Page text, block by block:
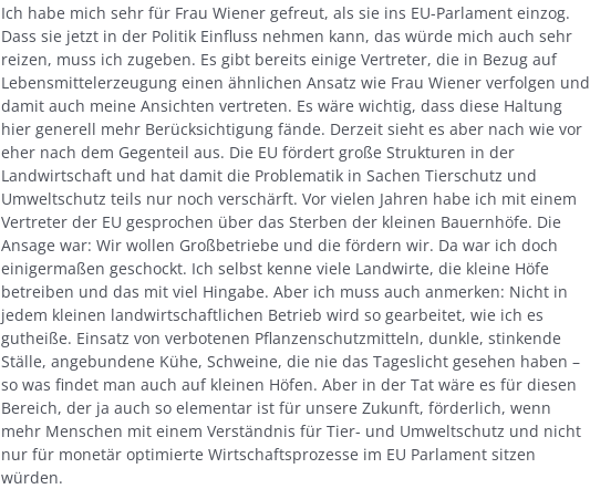
Ich habe mich sehr für Frau Wiener gefreut, als sie ins EU-Parlament einzog.
Dass sie jetzt in der Politik Einfluss nehmen kann, das würde mich auch sehr
reizen, muss ich zugeben. Es gibt bereits einige Vertreter, die in Bezug auf
Lebensmittelerzeugung einen ähnlichen Ansatz wie Frau Wiener verfolgen und
damit auch meine Ansichten vertreten. Es wäre wichtig, dass diese Haltung
hier generell mehr Berücksichtigung fände. Derzeit sieht es aber nach wie vor
eher nach dem Gegenteil aus. Die EU fördert große Strukturen in der
Landwirtschaft und hat damit die Problematik in Sachen Tierschutz und
Umweltschutz teils nur noch verschärft. Vor vielen Jahren habe ich mit einem
Vertreter der EU gesprochen über das Sterben der kleinen Bauernhöfe. Die
Ansage war: Wir wollen Großbetriebe und die fördern wir. Da war ich doch
einigermaßen geschockt. Ich selbst kenne viele Landwirte, die kleine Höfe
betreiben und das mit viel Hingabe. Aber ich muss auch anmerken: Nicht in
jedem kleinen landwirtschaftlichen Betrieb wird so gearbeitet, wie ich es
gutheiße. Einsatz von verbotenen Pflanzenschutzmitteln, dunkle, stinkende
Ställe, angebundene Kühe, Schweine, die nie das Tageslicht gesehen haben –
so was findet man auch auf kleinen Höfen. Aber in der Tat wäre es für diesen
Bereich, der ja auch so elementar ist für unsere Zukunft, förderlich, wenn
mehr Menschen mit einem Verständnis für Tier- und Umweltschutz und nicht
nur für monetär optimierte Wirtschaftsprozesse im EU Parlament sitzen
würden.